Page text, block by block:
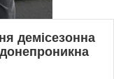
демісезонна